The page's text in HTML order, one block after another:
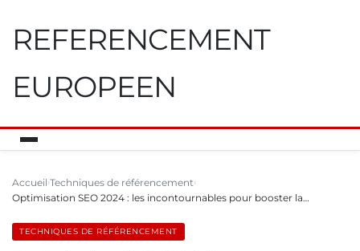
REFERENCEMENT
EUROPEEN
Accueil Techniques de référencement
Optimisation SEO 2024 : les incontournables pour booster la…
TECHNIQUES DE RÉFÉRENCEMENT